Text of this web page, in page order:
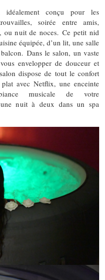
idéalement conçu pour les
soirée entre amis,
ou nuit de noces. Ce petit nid
équipée, d’un lit, une salle
Dans le salon, un vaste
envelopper de douceur et
dispose de tout le confort
avec Netflix, une enceinte
musicale de votre
nuit à deux dans un spa